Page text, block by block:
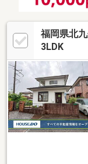
福岡県北
3LDK